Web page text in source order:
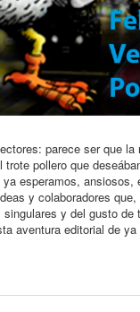
parece ser que la
trote pollero que
esperamos, ansiosos,
y colaboradores
y del gusto de
aventura editorial de